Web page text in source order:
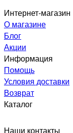
Интернет-магазин
О магазине
Блог
Акции
Информация
Помощь
Условия доставки
Возврат
Каталог
Наши контакты